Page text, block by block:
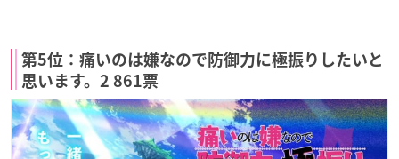
第5位：痛いのは嫌なので防御力に極振りしたいと
思います。2 861票